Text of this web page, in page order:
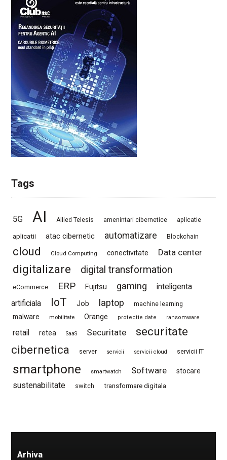
Tags
5G AI Allied Telesis amenintari cibernetice aplicatie
aplicatii atac cibernetic automatizare Blockchain
cloud Cloud Computing conectivitate Data center
digitalizare digital transformation
eCommerce ERP Fujitsu gaming
inteligenta
artificiala
IoT Job laptop machine learning
malware mobilitate Orange protectie date ransomware
retail retea SaaS Securitate
securitate
cibernetica
server servicii servicii cloud servicii IT
smartphone smartwatch Software stocare
sustenabilitate switch transformare digitala
Arhiva